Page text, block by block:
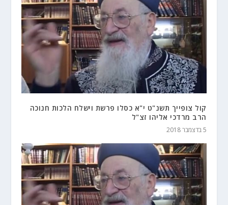
קול צופייך תשנ"ט י"א כסלו פרשת וישלח הלכות חנוכה
הרב מרדכי אליהו זצ"ל
5 בדצמבר 2018